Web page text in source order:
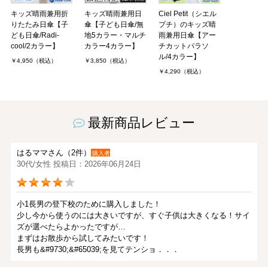
キッズ晴雨兼用折
りたたみ日傘【子
ども日傘/Radi-
cool/2カラー】
￥4,950（税込）
キッズ晴雨兼用日
傘【子ども日傘/無
地5カラー・マルチ
カラー4カラー】
￥3,850（税込）
Ciel Petit（シエル
プチ）のキッズ晴
雨兼用日傘【アー
チカットパラソ
ル/4カラー】
￥4,290（税込）
最新商品レビュー
はるママさん（2件） 購入者
30代/女性 投稿日：2026年06月24日
小1長男の登下校のために購入しました！
少し今から使うのには大きいですが、すぐ子供は大きくなる！サイ
ズが選べたらよかったですが…
まずはお散歩から試してみたいです！
長男も&#9730;&#65039;を見てテンショ．．．